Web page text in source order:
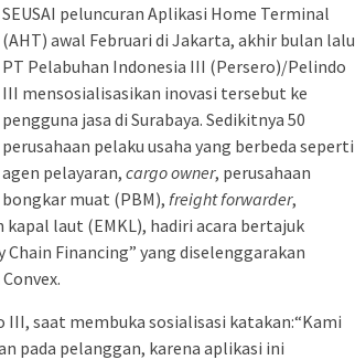
SEUSAI peluncuran Aplikasi Home Terminal
(AHT) awal Februari di Jakarta, akhir bulan lalu
PT Pelabuhan Indonesia III (Persero)/Pelindo
III mensosialisasikan inovasi tersebut ke
pengguna jasa di Surabaya. Sedikitnya 50
perusahaan pelaku usaha yang berbeda seperti
agen pelayaran, cargo owner, perusahaan
bongkar muat (PBM), freight forwarder,
laut (EMKL), hadiri acara bertajuk
Financing” yang diselenggarakan
III, saat membuka sosialisasi katakan:“Kami
pada pelanggan, karena aplikasi ini